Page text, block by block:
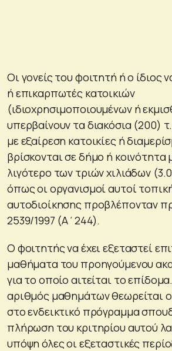
Οι γονείς του φοιτητή ή ο ίδιος
ή επικαρπωτές κατοικιών
(ιδιοχρησιμοποιουμένων ή
υπερβαίνουν τα διακόσια (200)
με εξαίρεση κατοικίες ή
βρίσκονται σε δήμο ή
λιγότερο των τριών χιλιάδων
όπως οι οργανισμοί αυτοί
αυτοδιοίκησης προβλέπονταν
2539/1997 (Α΄244).
Ο φοιτητής να έχει εξεταστεί
μαθήματα του προηγούμενου
για το οποίο αιτείται το
αριθμός μαθημάτων θεωρείται
στο ενδεικτικό πρόγραμμα
πλήρωση του κριτηρίου αυτού
υπόψη όλες οι εξεταστικές